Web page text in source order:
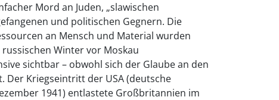
Mord an Juden, „slawischen
und politischen Gegnern. Die
an Mensch und Material wurden
Winter vor Moskau
sichtbar – obwohl sich der Glaube an den
Der Kriegseintritt der USA (deutsche
1941) entlastete Großbritannien im